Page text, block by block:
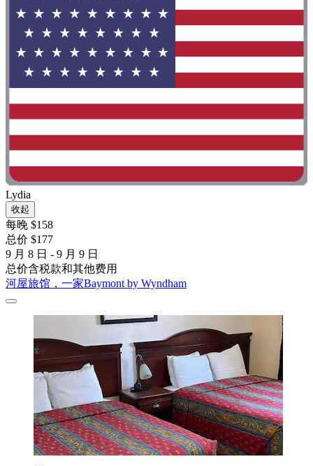
Lydia
收起
每晚 $158
总价 $177
9 月 8 日 - 9 月 9 日
总价含税款和其他费用
河屋旅馆，一家Baymont by Wyndham